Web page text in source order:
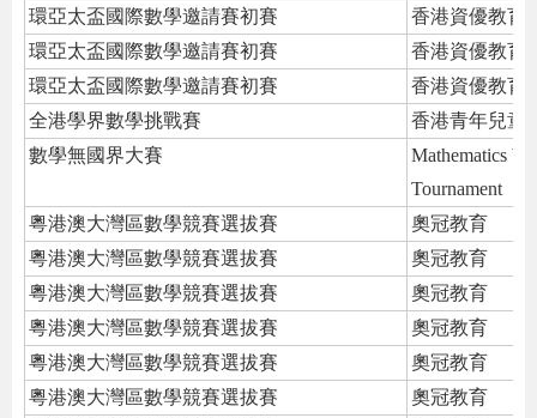
環亞太盃國際數學邀請賽初賽
香港資優教育
環亞太盃國際數學邀請賽初賽
香港資優教育
環亞太盃國際數學邀請賽初賽
香港資優教育
全港學界數學挑戰賽
香港青年兒童
數學無國界大賽
Mathematics
Tournament
粵港澳大灣區數學競賽選拔賽
奧冠教育
粵港澳大灣區數學競賽選拔賽
奧冠教育
粵港澳大灣區數學競賽選拔賽
奧冠教育
粵港澳大灣區數學競賽選拔賽
奧冠教育
粵港澳大灣區數學競賽選拔賽
奧冠教育
粵港澳大灣區數學競賽選拔賽
奧冠教育